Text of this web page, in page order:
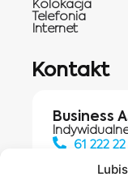
Kolokacja
Telefonia
Internet
Kontakt
Business
61 222 22